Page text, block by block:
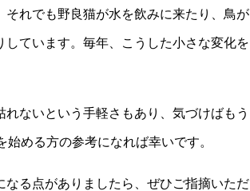
れでも野良猫が水を飲みに来たり、鳥が
ています。毎年、こうした小さな変化を
ないという手軽さもあり、気づけばもう
める方の参考になれば幸いです。
る点がありましたら、ぜひご指摘いただ